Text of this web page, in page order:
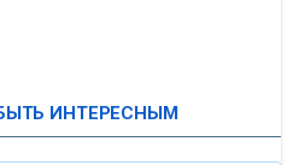
ИНТЕРЕСНЫМ